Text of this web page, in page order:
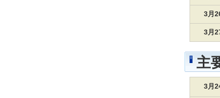
3月
3月
主
3月